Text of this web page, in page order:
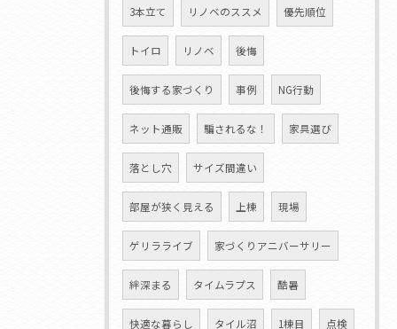
3本立て リノベのススメ 優先順位
トイロ リノベ 後悔
後悔する家づくり 事例 NG行動
ネット通販 騙されるな！ 家具選び
落とし穴 サイズ間違い
部屋が狭く見える 上棟 現場
ゲリラライブ 家づくりアニバーサリー
絆深まる タイムラプス 酷暑
快適な暮らし タイル沼 1棟目 点検